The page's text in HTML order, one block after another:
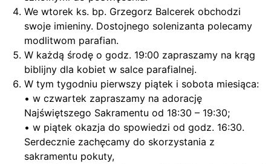
We wtorek ks. bp. Grzegorz Balcerek obchodzi
swoje imieniny. Dostojnego solenizanta polecamy
modlitwom parafian.
W każdą środę o godz. 19:00 zapraszamy na krąg
biblijny dla kobiet w salce parafialnej.
W tym tygodniu pierwszy piątek i sobota miesiąca:
• w czwartek zapraszamy na adorację
Najświętszego Sakramentu od 18:30 – 19:30;
• w piątek okazja do spowiedzi od godz. 16:30.
Serdecznie zachęcamy do skorzystania z
sakramentu pokuty,